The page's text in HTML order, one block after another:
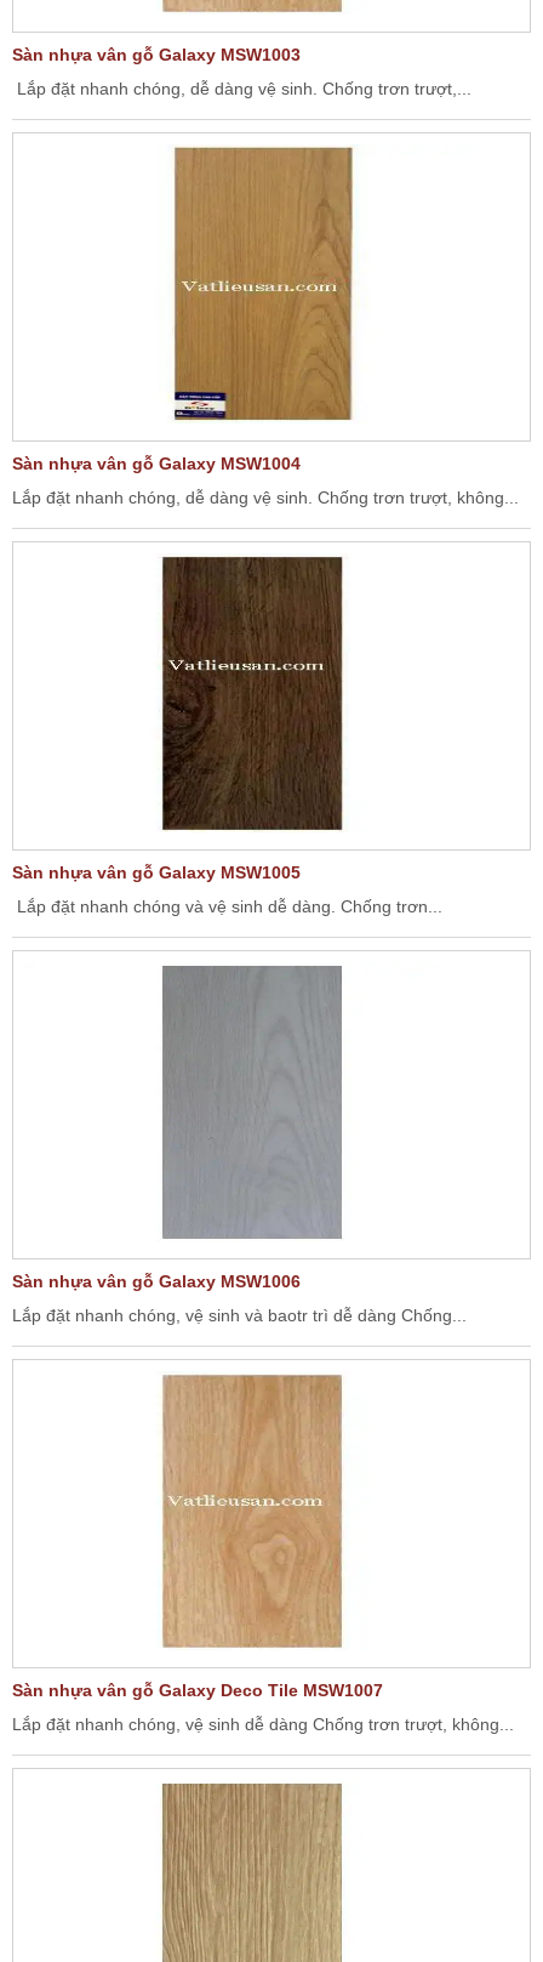
Sàn nhựa vân gỗ Galaxy MSW1003
Lắp đặt nhanh chóng, dễ dàng vệ sinh. Chống trơn trượt,...
Sàn nhựa vân gỗ Galaxy MSW1004
Lắp đặt nhanh chóng, dễ dàng vệ sinh. Chống trơn trượt, không...
Sàn nhựa vân gỗ Galaxy MSW1005
Lắp đặt nhanh chóng và vệ sinh dễ dàng. Chống trơn...
Sàn nhựa vân gỗ Galaxy MSW1006
Lắp đặt nhanh chóng, vệ sinh và baotr trì dễ dàng Chống...
Sàn nhựa vân gỗ Galaxy Deco Tile MSW1007
Lắp đặt nhanh chóng, vệ sinh dễ dàng Chống trơn trượt, không...